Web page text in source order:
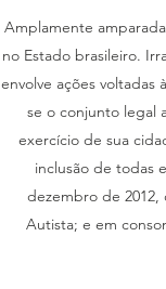
Amplamente
no Estado brasileiro.
envolve ações voltadas
se o conjunto legal
exercício de sua
inclusão de todas
dezembro de 2012,
Autista; e em